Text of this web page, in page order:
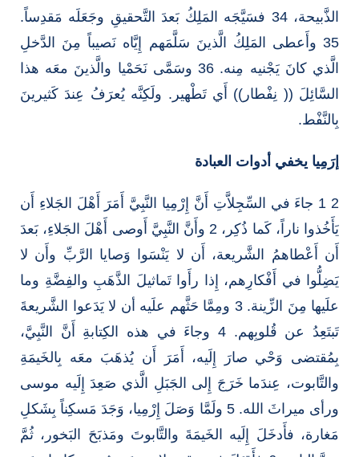
الذَّبيحة، 34 فسَيَّجَه المَلِكُ بَعدَ التَّحقيقِ وجَعَلَه مَقدِساً.
35 وأَعطى المَلِكُ الَّذينَ سَلَّمَهم إِيَّاه نَصيباً مِنَ الدَّخلِ
الَّذي كانَ يَجْنيه مِنه. 36 وسَمَّى نَحَمْيا والَّذينَ معَه هذا
السَّائِلَ (( نِفْطار)) أَي تَطْهير. ولَكِنَّه يُعرَفُ عِندَ كَثيرينَ
بِالنَّفْط.
إرَمِيا يخفي أدوات العبادة
2 1 جاءَ في السِّجِلاَّتِ أَنَّ إِرْمِيا النَّبِيَّ أَمَرَ أَهْلَ الجَلاءِ أَن
يَأَخُذوا ناراً، كَما ذُكِر، 2 وأَنَّ النَّبِيَّ أَوصى أَهْلَ الجَلاءِ، بَعدَ
أَن أَعْطاهمُ الشَّريعة، أَن لا يَنْسَوا وَصايا الرَّبِّ وأَن لا
يَضِلُّوا في أَفْكارِهم، إِذا رأَوا تَماثيلَ الذَّهَبِ والفِضَّةِ وما
علَيها مِنَ الزِّينة. 3 ومِمَّا حَثَّهم علَيه أن لا يَدَعوا الشَّريعةَ
تَبتَعِدُ عن قُلوبِهم. 4 وجاءَ في هذه الكِتابةِ أَنَّ النَّبِيَّ،
بِمُقتضى وَحْي صارَ إِلَيه، أَمَرَ أَن يُذهَبَ معَه بِالخَيمَةِ
والتَّابوت، عِندَما خَرَجَ إِلى الجَبَلِ الَّذي صَعِدَ إِلَيه موسى
ورأى ميراثَ الله. 5 ولَمَّا وَصَلَ إِرْمِيا، وَجَدَ مَسكِناً بِشَكلِ
مَغارة، فأَدخَلَ إِلَيه الخَيمَةَ والتَّابوتَ ومَذبَحَ البَخور، ثُمَّ